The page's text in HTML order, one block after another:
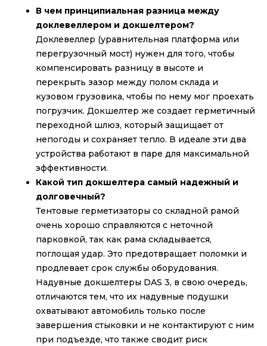
В чем принципиальная разница между
доклевеллером и докшелтером?
Доклевеллер (уравнительная платформа или
перегрузочный мост) нужен для того, чтобы
компенсировать разницу в высоте и
перекрыть зазор между полом склада и
кузовом грузовика, чтобы по нему мог проехать
погрузчик. Докшелтер же создает герметичный
переходной шлюз, который защищает от
непогоды и сохраняет тепло. В идеале эти два
устройства работают в паре для максимальной
эффективности.
Какой тип докшелтера самый надежный и
долговечный?
Тентовые герметизаторы со складной рамой
очень хорошо справляются с неточной
парковкой, так как рама складывается,
поглощая удар. Это предотвращает поломки и
продлевает срок службы оборудования.
Надувные докшелтеры DAS 3, в свою очередь,
отличаются тем, что их надувные подушки
охватывают автомобиль только после
завершения стыковки и не контактируют с ним
при подъезде, что также сводит риск